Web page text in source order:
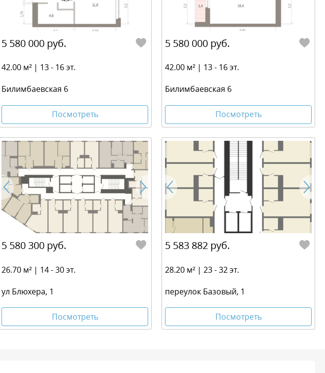
5 580 000 руб.
42.00 м² | 13 - 16 эт.
Билимбаевская 6
Посмотреть
5 580 000 руб.
42.00 м² | 13 - 16 эт.
Билимбаевская 6
Посмотреть
5 580 300 руб.
26.70 м² | 14 - 30 эт.
ул Блюхера, 1
Посмотреть
5 583 882 руб.
28.20 м² | 23 - 32 эт.
переулок Базовый, 1
Посмотреть